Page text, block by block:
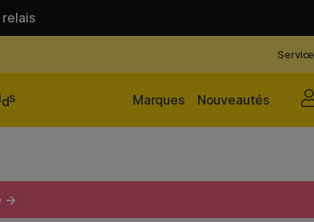
ids Nouveautés
Marques
→